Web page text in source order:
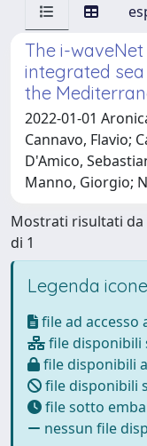
The i-
integrated
the
2022-01-01
Cannavo, Flavio;
D'Amico,
Manno, Giorgio;
Mostrati risultati da
di 1
Legenda icone
file ad accesso
file disponibili
file disponibili
file disponibili
file sotto
nessun file